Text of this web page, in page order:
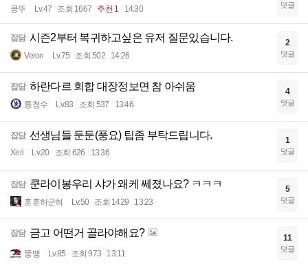
쿵뚜 Lv.47 조회 1667 추천 1 14:30 댓글
잡담 시즌2부터 복귀하고싶은 유저 질문있습니다.
Veron Lv.75 조회 502 14:26
2
댓글
잡담 하란다르 회합 대장정보면 참 아쉬움
통청수 Lv.83 조회 537 13:46
4
댓글
잡담 선생님들 둔둔(풍요) 팁좀 부탁드립니다.
Xeri Lv.20 조회 626 13:36
1
댓글
잡담 쿤라이봉우리 샤가 왜케 쎄졌나요? ㅋㅋㅋ
훈훈하군혀 Lv.50 조회 1429 13:23
5
댓글
잡담 금고 어떤거 골라야해요?
뚱땡 Lv.85 조회 973 13:11
11
댓글